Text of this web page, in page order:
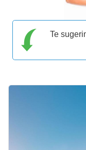
Te